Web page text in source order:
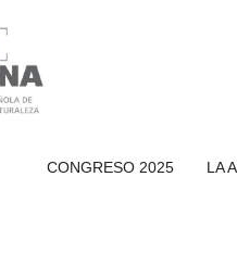
CONGRESO 2025 LA